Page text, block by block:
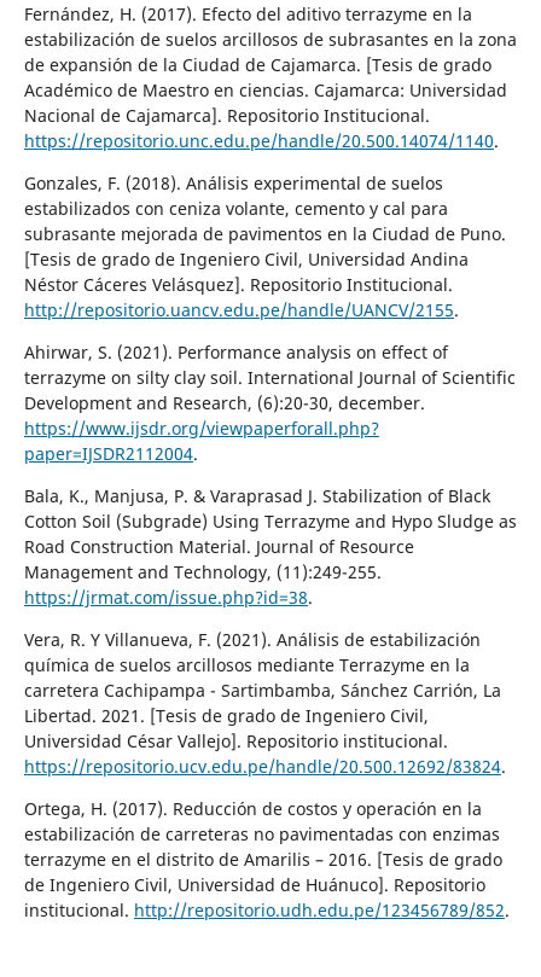
Fernández, H. (2017). Efecto del aditivo terrazyme en la
estabilización de suelos arcillosos de subrasantes en la zona
de expansión de la Ciudad de Cajamarca. [Tesis de grado
Académico de Maestro en ciencias. Cajamarca: Universidad
Nacional de Cajamarca]. Repositorio Institucional.
https://repositorio.unc.edu.pe/handle/20.500.14074/1140.
Gonzales, F. (2018). Análisis experimental de suelos
estabilizados con ceniza volante, cemento y cal para
subrasante mejorada de pavimentos en la Ciudad de Puno.
[Tesis de grado de Ingeniero Civil, Universidad Andina
Néstor Cáceres Velásquez]. Repositorio Institucional.
http://repositorio.uancv.edu.pe/handle/UANCV/2155.
Ahirwar, S. (2021). Performance analysis on effect of
terrazyme on silty clay soil. International Journal of Scientific
Development and Research, (6):20-30, december.
https://www.ijsdr.org/viewpaperforall.php?
paper=IJSDR2112004.
Bala, K., Manjusa, P. & Varaprasad J. Stabilization of Black
Cotton Soil (Subgrade) Using Terrazyme and Hypo Sludge as
Road Construction Material. Journal of Resource
Management and Technology, (11):249-255.
https://jrmat.com/issue.php?id=38.
Vera, R. Y Villanueva, F. (2021). Análisis de estabilización
química de suelos arcillosos mediante Terrazyme en la
carretera Cachipampa - Sartimbamba, Sánchez Carrión, La
Libertad. 2021. [Tesis de grado de Ingeniero Civil,
Universidad César Vallejo]. Repositorio institucional.
https://repositorio.ucv.edu.pe/handle/20.500.12692/83824.
Ortega, H. (2017). Reducción de costos y operación en la
estabilización de carreteras no pavimentadas con enzimas
terrazyme en el distrito de Amarilis – 2016. [Tesis de grado
de Ingeniero Civil, Universidad de Huánuco]. Repositorio
institucional. http://repositorio.udh.edu.pe/123456789/852.